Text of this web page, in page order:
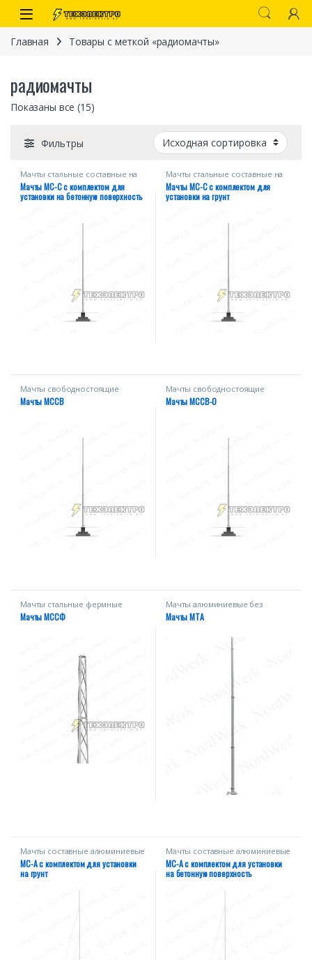
Перейти к навигации
перейти к содержанию
Open
Главная Товары с меткой «радиомачты»
радиомачты
Показаны все (15)
Фильтры
Мачты стальные составные на
оттяжках
Мачты МС-С с комплектом для
установки на бетонную поверхность
Мачты стальные составные на
оттяжках
Мачты МС-С с комплектом для
установки на грунт
Мачты свободностоящие
Мачты МССВ
Мачты свободностоящие
Мачты МССВ-О
Мачты стальные фермные
серии МССФ
Мачты МССФ
Мачты алюминиевые без
оттяжек
Мачты МТА
Мачты составные алюминиевые
МС-А на оттяжках
МС-А c комплектом для установки
на грунт
Мачты составные алюминиевые
МС-А на оттяжках
МС-А с комплектом для установки
на бетонную поверхность